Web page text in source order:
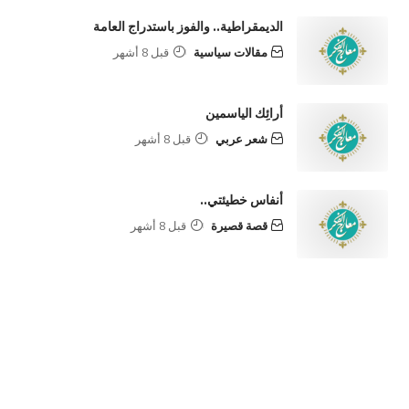
الديمقراطية.. والفوز باستدراج العامة
مقالات سياسية قبل 8 أشهر
أرائِك الياسمين
شعر عربي قبل 8 أشهر
أنفاس خطيئتي..
قصة قصيرة قبل 8 أشهر